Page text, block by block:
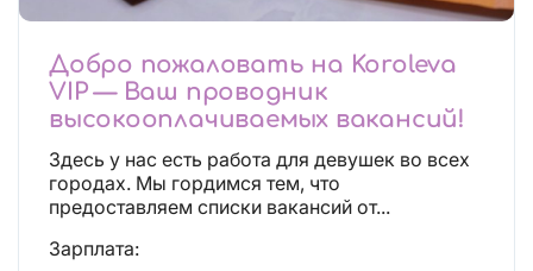
Добро пожаловать на Koroleva
VIP — Ваш проводник
высокооплачиваемых вакансий!
Здесь у нас есть работа для девушек во всех
городах. Мы гордимся тем, что
предоставляем списки вакансий от...
Зарплата: